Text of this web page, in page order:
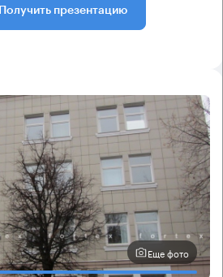
Получить презентацию
Еще фото